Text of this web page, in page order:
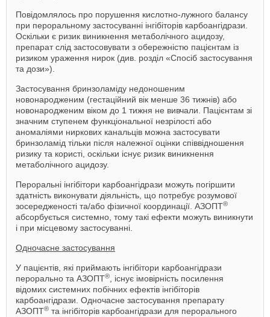
Повідомлялось про порушення кислотно-лужного балансу
при пероральному застосуванні інгібіторів карбоангідрази.
Оскільки є ризик виникнення метаболічного ацидозу,
препарат слід застосовувати з обережністю пацієнтам із
ризиком ураження нирок (див. розділ «Спосіб застосування
та дози»).
Застосування бринзоламіду недоношеним
новонародженим (гестаційний вік менше 36 тижнів) або
новонародженим віком до 1 тижня не вивчали. Пацієнтам зі
значним ступенем функціональної незрілості або
аномаліями ниркових канальців можна застосувати
бринзоламід тільки після належної оцінки співвідношення
ризику та користі, оскільки існує ризик виникнення
метаболічного ацидозу.
Пероральні інгібітори карбоангідрази можуть погіршити
здатність виконувати діяльність, що потребує розумової
зосередженості та/або фізичної координації. АЗОПТ®
абсорбується системно, тому такі ефекти можуть виникнути
і при місцевому застосуванні.
Одночасне застосування
У пацієнтів, які приймають інгібітори карбоангідрази
перорально та АЗОПТ®
, існує імовірність посилення
відомих системних побічних ефектів інгібіторів
карбоангідрази. Одночасне застосування препарату
АЗОПТ® та інгібіторів карбоангідрази для перорального